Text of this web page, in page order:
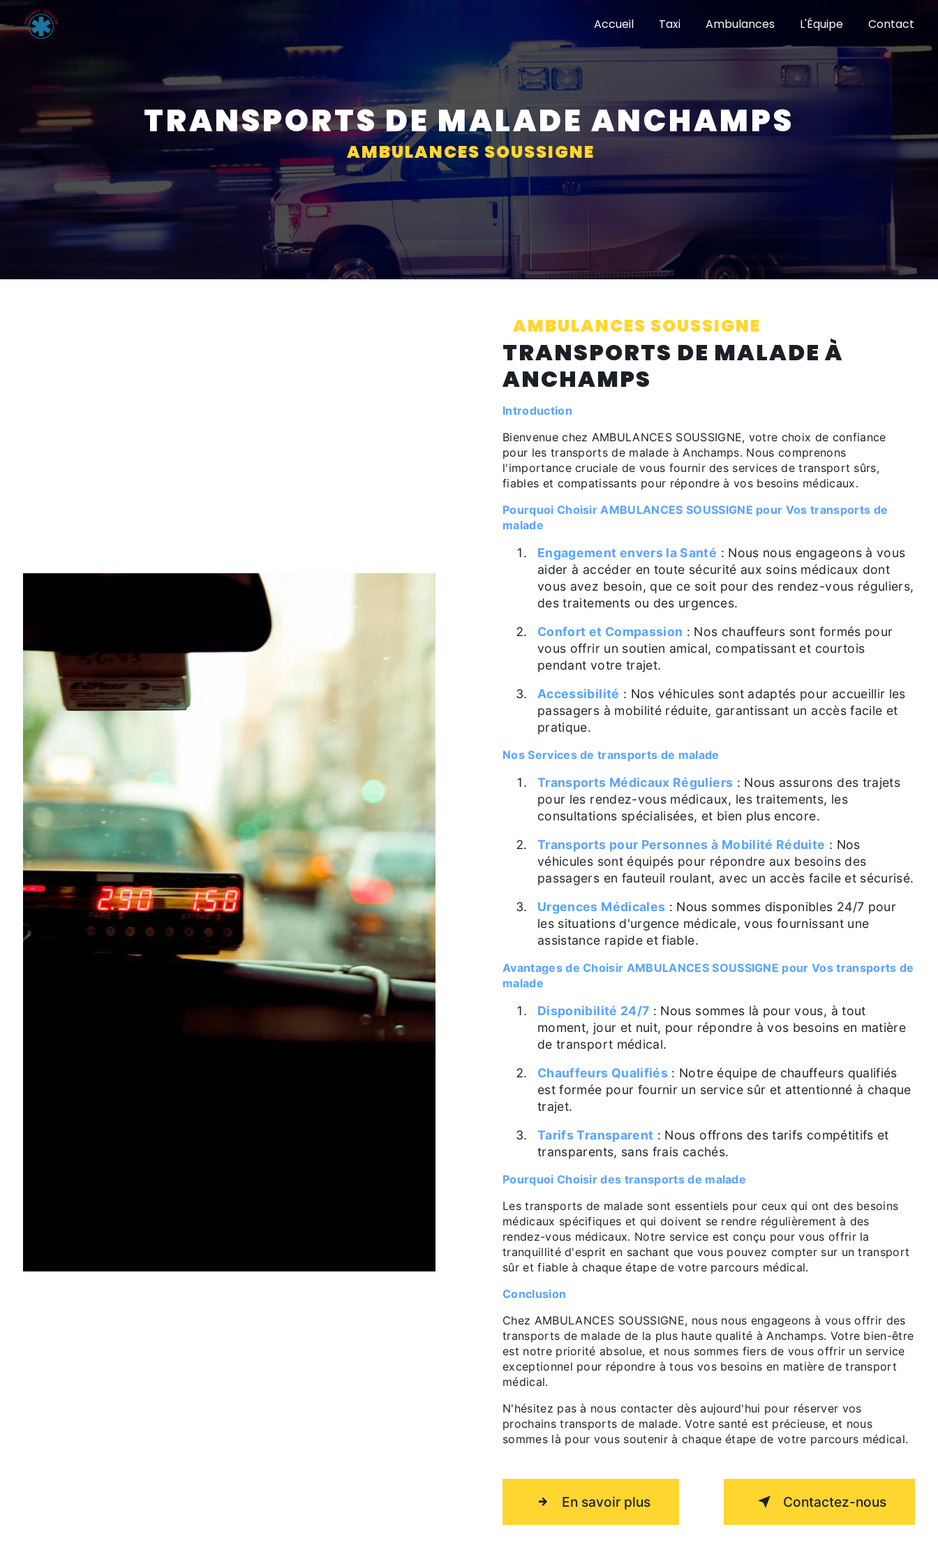
Accueil Taxi Ambulances L'Équipe Contact
TRANSPORTS DE MALADE ANCHAMPS
AMBULANCES SOUSSIGNE
AMBULANCES SOUSSIGNE
TRANSPORTS DE MALADE À
ANCHAMPS
Introduction
Bienvenue chez AMBULANCES SOUSSIGNE, votre choix de confiance
pour les transports de malade à Anchamps. Nous comprenons
l'importance cruciale de vous fournir des services de transport sûrs,
fiables et compatissants pour répondre à vos besoins médicaux.
Pourquoi Choisir AMBULANCES SOUSSIGNE pour Vos transports de
malade
Engagement envers la Santé : Nous nous engageons à vous
aider à accéder en toute sécurité aux soins médicaux dont
vous avez besoin, que ce soit pour des rendez-vous réguliers,
des traitements ou des urgences.
Confort et Compassion : Nos chauffeurs sont formés pour
vous offrir un soutien amical, compatissant et courtois
pendant votre trajet.
Accessibilité : Nos véhicules sont adaptés pour accueillir les
passagers à mobilité réduite, garantissant un accès facile et
pratique.
Nos Services de transports de malade
Transports Médicaux Réguliers : Nous assurons des trajets
pour les rendez-vous médicaux, les traitements, les
consultations spécialisées, et bien plus encore.
Transports pour Personnes à Mobilité Réduite : Nos
véhicules sont équipés pour répondre aux besoins des
passagers en fauteuil roulant, avec un accès facile et sécurisé.
Urgences Médicales : Nous sommes disponibles 24/7 pour
les situations d'urgence médicale, vous fournissant une
assistance rapide et fiable.
Avantages de Choisir AMBULANCES SOUSSIGNE pour Vos transports de
malade
Disponibilité 24/7 : Nous sommes là pour vous, à tout
moment, jour et nuit, pour répondre à vos besoins en matière
de transport médical.
Chauffeurs Qualifiés : Notre équipe de chauffeurs qualifiés
est formée pour fournir un service sûr et attentionné à chaque
trajet.
Tarifs Transparent : Nous offrons des tarifs compétitifs et
transparents, sans frais cachés.
Pourquoi Choisir des transports de malade
Les transports de malade sont essentiels pour ceux qui ont des besoins
médicaux spécifiques et qui doivent se rendre régulièrement à des
rendez-vous médicaux. Notre service est conçu pour vous offrir la
tranquillité d'esprit en sachant que vous pouvez compter sur un transport
sûr et fiable à chaque étape de votre parcours médical.
Conclusion
Chez AMBULANCES SOUSSIGNE, nous nous engageons à vous offrir des
transports de malade de la plus haute qualité à Anchamps. Votre bien-être
est notre priorité absolue, et nous sommes fiers de vous offrir un service
exceptionnel pour répondre à tous vos besoins en matière de transport
médical.
N'hésitez pas à nous contacter dès aujourd'hui pour réserver vos
prochains transports de malade. Votre santé est précieuse, et nous
sommes là pour vous soutenir à chaque étape de votre parcours médical.
En savoir plus Contactez-nous
Panneau de gestion des cookies